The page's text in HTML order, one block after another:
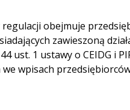
obejmuje
zawieszoną
ust. 1 ustawy o CEIDG i
wpisach